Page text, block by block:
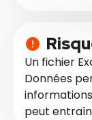
Un fichier
Données
peut